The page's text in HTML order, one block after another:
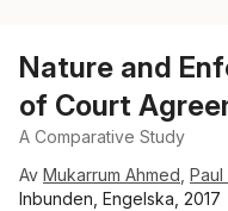
Nature and
of Court
A Comparative Study
Av Mukarrum Ahmed Paul
Inbunden, Engelska, 2017